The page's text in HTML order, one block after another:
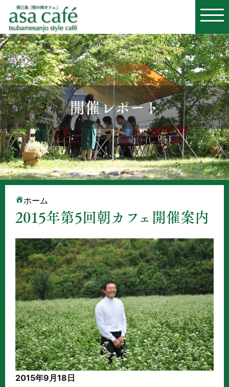
開催レポート
ホーム
2015年第5回朝カフェ開催案内
2015年9月18日